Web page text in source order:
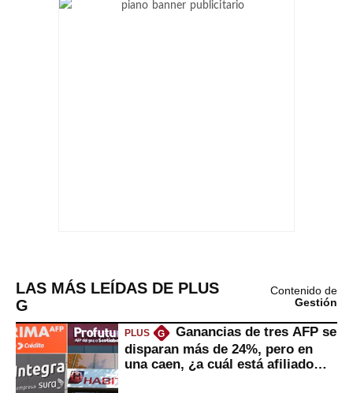
LAS MÁS LEÍDAS DE PLUS
G
Contenido de
Gestión
PLUS G
Ganancias de tres AFP se
disparan más de 24%, pero en
una caen, ¿a cuál está afiliado